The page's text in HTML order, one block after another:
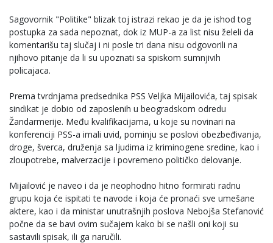
Sagovornik "Politike" blizak toj istrazi rekao je da je ishod tog
postupka za sada nepoznat, dok iz MUP-a za list nisu želeli da
komentarišu taj slučaj i ni posle tri dana nisu odgovorili na
njihovo pitanje da li su upoznati sa spiskom sumnjivih
policajaca.
Prema tvrdnjama predsednika PSS Veljka Mijailovića, taj spisak
sindikat je dobio od zaposlenih u beogradskom odredu
Žandarmerije. Među kvalifikacijama, u koje su novinari na
konferenciji PSS-a imali uvid, pominju se poslovi obezbeđivanja,
droge, šverca, druženja sa ljudima iz kriminogene sredine, kao i
zloupotrebe, malverzacije i povremeno političko delovanje.
Mijailović je naveo i da je neophodno hitno formirati radnu
grupu koja će ispitati te navode i koja će pronaći sve umešane
aktere, kao i da ministar unutrašnjih poslova Nebojša Stefanović
počne da se bavi ovim sučajem kako bi se našli oni koji su
sastavili spisak, ili ga naručili.